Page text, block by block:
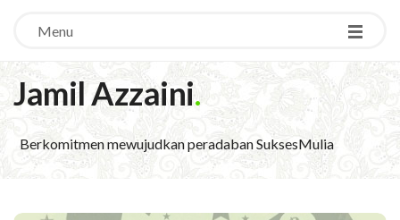
Menu
Jamil Azzaini.
Berkomitmen mewujudkan peradaban SuksesMulia